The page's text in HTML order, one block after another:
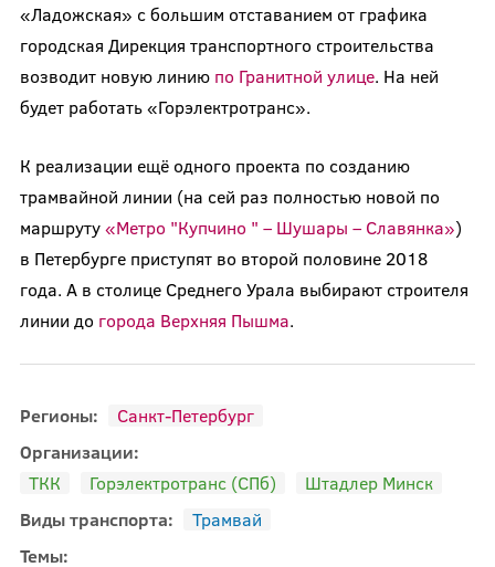
«Ладожская» с большим отставанием от графика
городская Дирекция транспортного строительства
возводит новую линию по Гранитной улице. На ней
будет работать «Горэлектротранс».
К реализации ещё одного проекта по созданию
трамвайной линии (на сей раз полностью новой по
маршруту«Метро "Купчино " – Шушары – Славянка»)
в Петербурге приступят во второй половине 2018
года. А в столице Среднего Урала выбирают строителя
линии до города Верхняя Пышма.
Регионы:
Санкт-Петербург
Организации:
ТКК
Горэлектротранс (СПб)
Штадлер Минск
Виды транспорта:
Трамвай
Темы: